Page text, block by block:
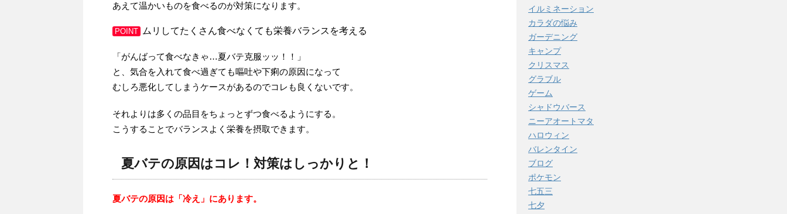
あえて温かいものを食べるのが対策になります。
POINT ムリしてたくさん食べなくても栄養バランスを考える
「がんばって食べなきゃ…夏バテ克服ッッ！！」
と、気合を入れて食べ過ぎても嘔吐や下痢の原因になって
むしろ悪化してしまうケースがあるのでコレも良くないです。
それよりは多くの品目をちょっとずつ食べるようにする。
こうすることでバランスよく栄養を摂取できます。
夏バテの原因はコレ！対策はしっかりと！
夏バテの原因は「冷え」にあります。
イルミネーション
カラダの悩み
ガーデニング
キャンプ
クリスマス
グラブル
ゲーム
シャドウバース
ニーアオートマタ
ハロウィン
バレンタイン
ブログ
ポケモン
七五三
七夕